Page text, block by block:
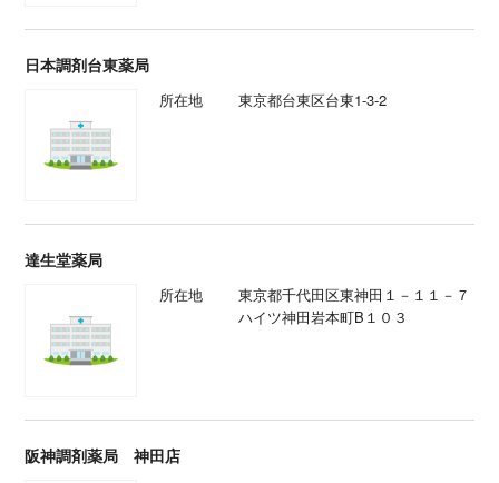
日本調剤台東薬局
所在地 東京都台東区台東1-3-2
達生堂薬局
所在地
東京都千代田区東神田１－１１－７
ハイツ神田岩本町B１０３
阪神調剤薬局 神田店